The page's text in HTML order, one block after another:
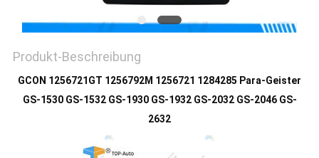
Produkt-Beschreibung
GCON 1256721GT 1256792M 1256721 1284285 Para-Geister
GS-1530 GS-1532 GS-1930 GS-1932 GS-2032 GS-2046 GS-
2632